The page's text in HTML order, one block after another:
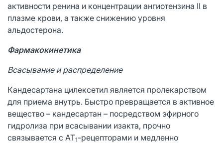
активности ренина и концентрации ангиотензина II в
плазме крови, а также снижению уровня
альдостерона.
Фармакокинетика
Всасывание и распределение
Кандесартана цилексетил является пролекарством
для приема внутрь. Быстро превращается в активное
вещество – кандесартан – посредством эфирного
гидролиза при всасывании изакта, прочно
связывается с АТ1-рецепторами и медленно